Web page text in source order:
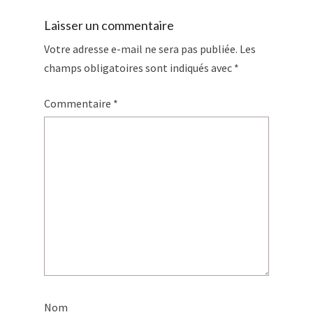
Laisser un commentaire
Votre adresse e-mail ne sera pas publiée. Les
champs obligatoires sont indiqués avec *
Commentaire *
Nom